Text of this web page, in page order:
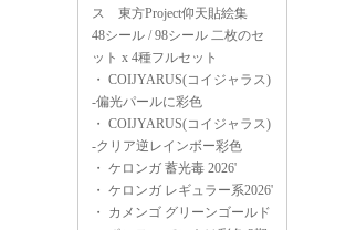
ス 東方Project仰天貼絵集
48シール / 98シール 二枚のセ
ット x 4種フルセット
・ COIJYARUS(コイジャラス)
-偏光パールに彩色
・ COIJYARUS(コイジャラス)
-クリア逆レインボー彩色
・ ケロンガ 蓄光毒 2026'
・ ケロンガ レギュラー系2026'
・ カメンゴ グリーンゴールド